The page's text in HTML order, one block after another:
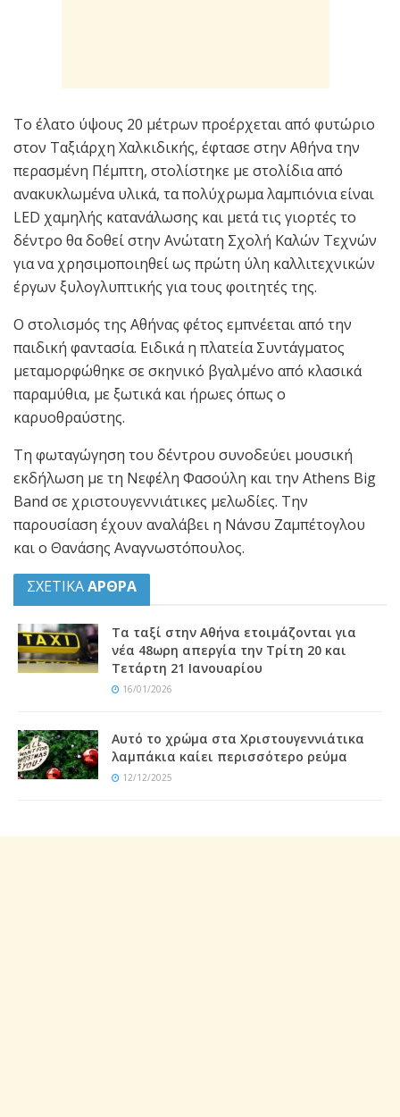
Το έλατο ύψους 20 μέτρων προέρχεται από φυτώριο
στον Ταξιάρχη Χαλκιδικής, έφτασε στην Αθήνα την
περασμένη Πέμπτη, στολίστηκε με στολίδια από
ανακυκλωμένα υλικά, τα πολύχρωμα λαμπιόνια είναι
LED χαμηλής κατανάλωσης και μετά τις γιορτές το
δέντρο θα δοθεί στην Ανώτατη Σχολή Καλών Τεχνών
για να χρησιμοποιηθεί ως πρώτη ύλη καλλιτεχνικών
έργων ξυλογλυπτικής για τους φοιτητές της.
Ο στολισμός της Αθήνας φέτος εμπνέεται από την
παιδική φαντασία. Ειδικά η πλατεία Συντάγματος
μεταμορφώθηκε σε σκηνικό βγαλμένο από κλασικά
παραμύθια, με ξωτικά και ήρωες όπως ο
καρυοθραύστης.
Τη φωταγώγηση του δέντρου συνοδεύει μουσική
εκδήλωση με τη Νεφέλη Φασούλη και την Athens Big
Band σε χριστουγεννιάτικες μελωδίες. Την
παρουσίαση έχουν αναλάβει η Νάνσυ Ζαμπέτογλου
και ο Θανάσης Αναγνωστόπουλος.
ΣΧΕΤΙΚΑΑΡΘΡΑ
Τα ταξί στην Αθήνα ετοιμάζονται για
νέα 48ωρη απεργία την Τρίτη 20 και
Τετάρτη 21 Ιανουαρίου
16/01/2026
Αυτό το χρώμα στα Χριστουγεννιάτικα
λαμπάκια καίει περισσότερο ρεύμα
12/12/2025